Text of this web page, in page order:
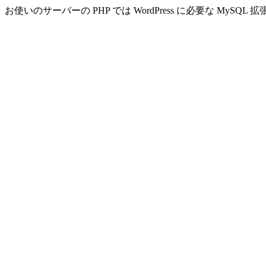
お使いのサーバーの PHP では WordPress に必要な MySQL 拡